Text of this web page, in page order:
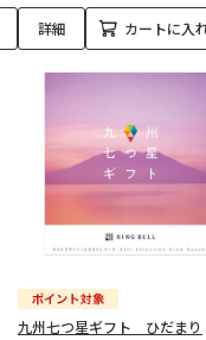
詳細 カートに入
九州七つ星ギフト ひだまり